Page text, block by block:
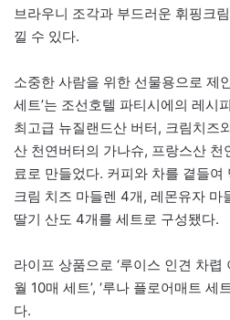
브라우니 조각과 부드러운 휘핑크
낄 수 있다.
소중한 사람을 위한 선물용으로 제
세트’는 조선호텔 파티시에의 레시
최고급 뉴질랜드산 버터, 크림치즈
산 천연버터의 가나슈, 프랑스산 천
료로 만들었다. 커피와 차를 곁들
크림 치즈 마들렌 4개, 레몬유자
딸기 산도 4개를 세트로 구성됐다.
라이프 상품으로 ‘루이스 인견 차렵
월 10매 세트’, ‘루나 플로어매트 세
다.